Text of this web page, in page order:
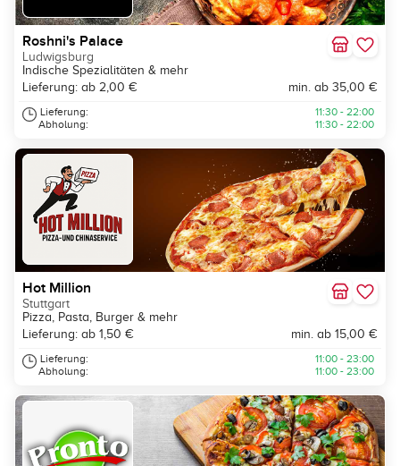
Roshni's Palace
Ludwigsburg
Indische Spezialitäten & mehr
Lieferung: ab 2,00 €
min. ab 35,00 €
Lieferung:
Abholung:
11:30 - 22:00
11:30 - 22:00
Hot Million
Stuttgart
Pizza, Pasta, Burger & mehr
Lieferung: ab 1,50 €
min. ab 15,00 €
Lieferung:
Abholung:
11:00 - 23:00
11:00 - 23:00